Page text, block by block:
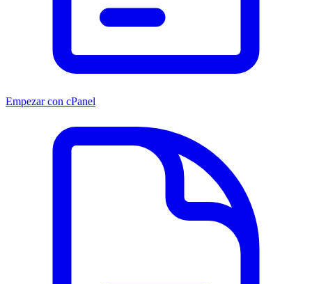
Empezar con cPanel